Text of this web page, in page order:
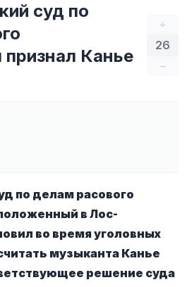
+
26
–
суд по
признал Канье
по делам расового
в Лос-
во время уголовных
музыканта Канье
решение суда